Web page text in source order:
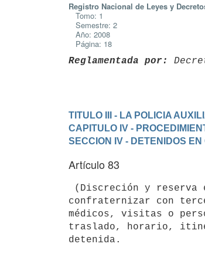
Registro Nacional de Leyes y
Tomo: 1
Semestre: 2
Año: 2008
Página: 18
Reglamentada por:
TITULO III - LA POLICIA
CAPITULO IV -
SECCION IV - DETENIDOS
Artículo 83
confraternizar con
médicos, visitas o
traslado, horario,